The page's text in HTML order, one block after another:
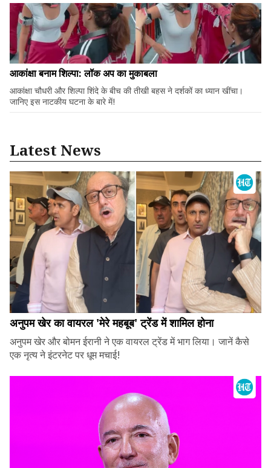
आकांक्षा बनाम शिल्पा: लॉक अप का मुकाबला
आकांक्षा चौधरी और शिल्पा शिंदे के बीच की तीखी बहस ने दर्शकों का ध्यान खींचा।
जानिए इस नाटकीय घटना के बारे में!
Latest News
अनुपम खेर का वायरल 'मेरे महबूब' ट्रेंड में शामिल होना
अनुपम खेर और बोमन ईरानी ने एक वायरल ट्रेंड में भाग लिया। जानें कैसे
एक नृत्य ने इंटरनेट पर धूम मचाई!